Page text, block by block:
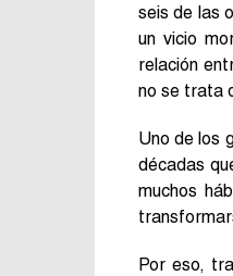
seis de las
un vicio
relación
no se trata
Uno de los
décadas
muchos
Por eso,